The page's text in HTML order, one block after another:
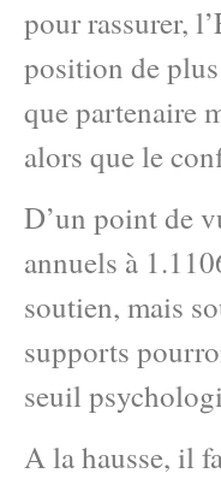
pour rassurer,
position de
que partenaire
alors que le
D’un point de
annuels à
soutien, mais
supports
seuil
A la hausse, il